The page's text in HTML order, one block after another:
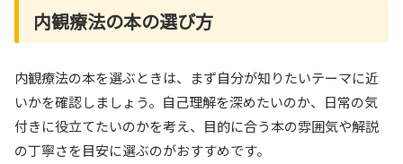
内観療法の本の選び方
内観療法の本を選ぶときは、まず自分が知りたいテーマに近
いかを確認しましょう。自己理解を深めたいのか、日常の気
付きに役立てたいのかを考え、目的に合う本の雰囲気や解説
の丁寧さを目安に選ぶのがおすすめです。